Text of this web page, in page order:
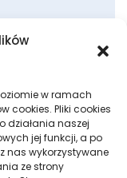
w ramach
cookies. Pliki cookies
działania naszej
jej funkcji, a po
nas wykorzystywane
ze strony